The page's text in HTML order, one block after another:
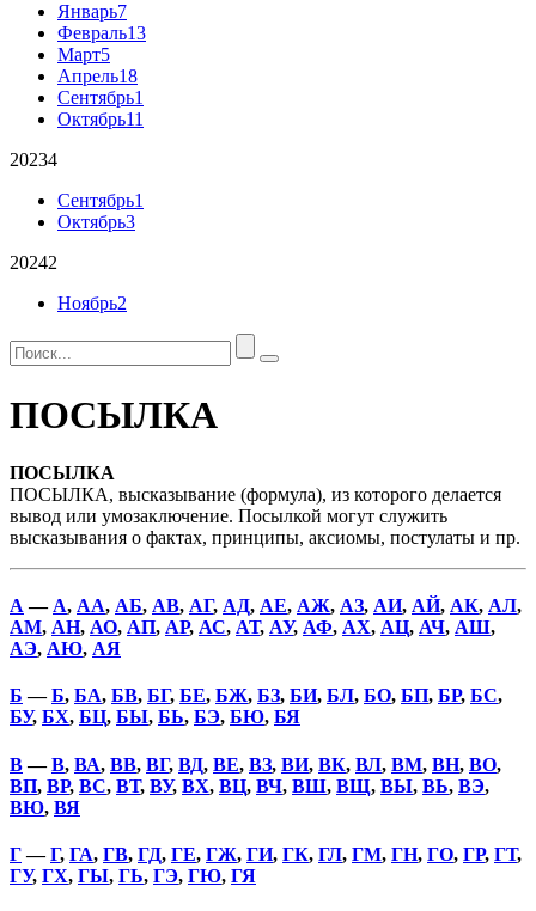
Январь7
Февраль13
Март5
Апрель18
Сентябрь1
Октябрь11
20234
Сентябрь1
Октябрь3
20242
Ноябрь2
ПОСЫЛКА
ПОСЫЛКА
ПОСЫЛКА, высказывание (формула), из которого делается
вывод или умозаключение. Посылкой могут служить
высказывания о фактах, принципы, аксиомы, постулаты и пр.
А — А, АА, АБ, АВ, АГ, АД, АЕ, АЖ, АЗ, АИ, АЙ, АК, АЛ,
АМ, АН, АО, АП, АР, АС, АТ, АУ, АФ, АХ, АЦ, АЧ, АШ,
АЭ, АЮ, АЯ
Б —Б, БА, БВ, БГ, БЕ, БЖ, БЗ, БИ, БЛ, БО, БП, БР, БС,
БУ, БХ, БЦ, БЫ, БЬ, БЭ, БЮ, БЯ
В—В, ВА, ВВ, ВГ, ВД, ВЕ, ВЗ, ВИ, ВК, ВЛ, ВМ, ВН, ВО,
ВП, ВР, ВС, ВТ, ВУ, ВХ, ВЦ, ВЧ, ВШ, ВЩ, ВЫ, ВЬ, ВЭ,
ВЮ, ВЯ
Г—Г, ГА, ГВ, ГД, ГЕ, ГЖ, ГИ, ГК, ГЛ, ГМ, ГН, ГО, ГР, ГТ,
ГУ, ГХ, ГЫ, ГЬ, ГЭ, ГЮ, ГЯ